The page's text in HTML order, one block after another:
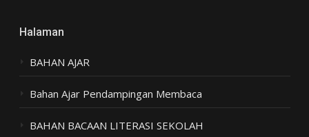
Halaman
BAHAN AJAR
Bahan Ajar Pendampingan Membaca
BAHAN BACAAN LITERASI SEKOLAH